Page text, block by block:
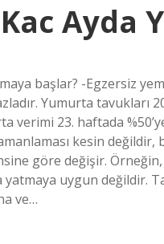
Ayda
başlar? -Egzersiz
Yumurta
verimi 23. haftada
kesin
göre değişir.
yatmaya uygun değildir.
ve…